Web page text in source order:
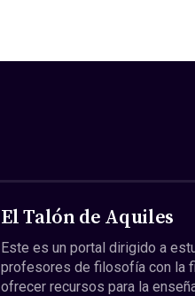
El Talón de Aquiles
Este es un portal dirigido a
profesores de filosofía con la
ofrecer recursos para la